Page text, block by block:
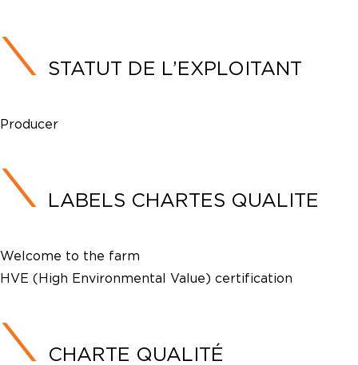
STATUT DE L’EXPLOITANT
Producer
LABELS CHARTES QUALITE
Welcome to the farm
HVE (High Environmental Value) certification
CHARTE QUALITÉ